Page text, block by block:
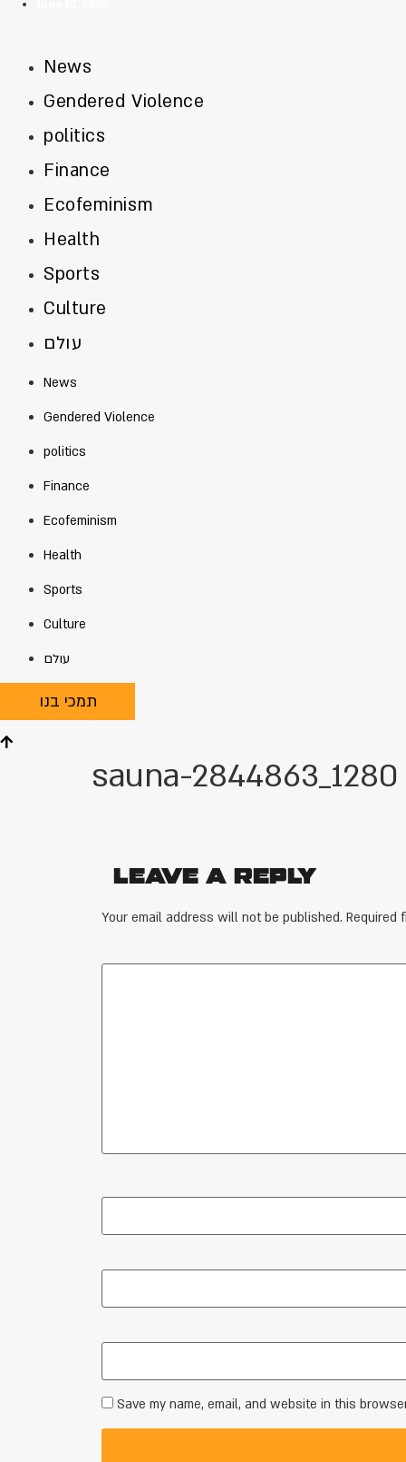
News
Gendered Violence
politics
Finance
Ecofeminism
Health
Sports
Culture
עולם
News
Gendered Violence
politics
Finance
Ecofeminism
Health
Sports
Culture
עולם
תמכי בנו
sauna-2844863_1280
Leave a Reply
Your email address will not be published. Required
Save my name, email, and website in this